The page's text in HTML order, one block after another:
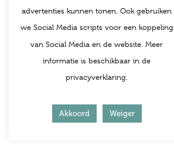
advertenties kunnen tonen. Ook gebruiken
we Social Media scripts voor een koppeling
van Social Media en de website. Meer
informatie is beschikbaar in de
privacyverklaring.
Akkoord Weiger